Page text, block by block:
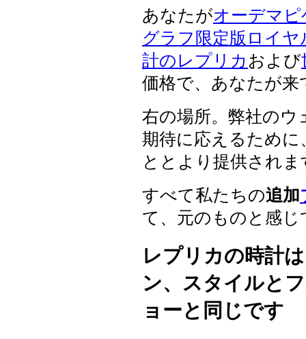
あなたがオーデマ
グラフ限定版ロイ
計のレプリカ および
価格で、あなたが
右の場所。弊社の
期待に応えるため
ととより提供されま
すべて私たちの追加
て、元のものと感じ
レプリカの時計
ン、スタイルと
ョーと同じです